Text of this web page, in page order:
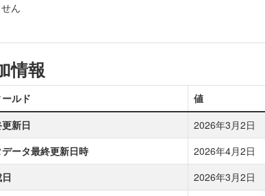
ん
情報
ルド
値
新日
2026年3月2日
データ最終更新日時
2026年4月2日
2026年3月2日